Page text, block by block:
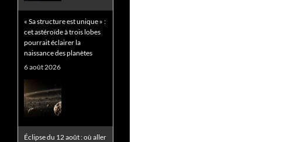
« Sa structure est unique » :
cet astéroïde à trois lobes
pourrait éclairer la
naissance des planètes
6 août 2026
Éclipse du 12 août : où aller